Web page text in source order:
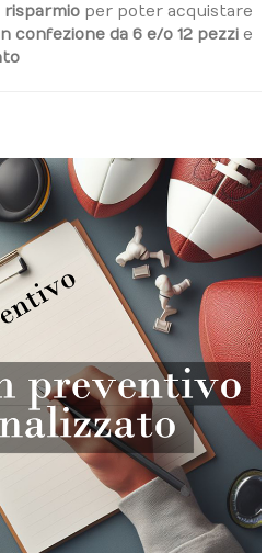
per poter acquistare
confezione da 6 e/o 12 pezzi e